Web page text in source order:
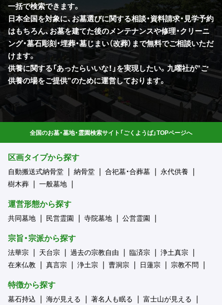
一括で検索できます。
日本全国を対象に、お墓選びに関する相談・資料請求・見学予約
はもちろん、お墓を建てた後のメンテナンスや修理・クリーニ
ング・墓石彫刻・埋葬・墓じまい（改葬）まで無料でご相談いただ
けます。
供養に関する「あったらいいな！」を実現したい。九曜社が”ご
供養の場をご提供”のために運営しております。
全国のお墓・墓地・霊園検索サイト「ごくようば」TOPページへ
区画タイプから探す
自動搬送式納骨堂 納骨堂 合祀墓・合葬墓
永代供養
樹木葬
一般墓地
運営形態から探す
共同墓地 民営霊園 寺院墓地 公営霊園
宗旨・宗派から探す
法華宗 天台宗 過去の宗教自由 臨済宗
浄土真宗
在来仏教
真言宗 浄土宗 曹洞宗 日蓮宗 宗教不問
特徴から探す
墓石持込 海が見える 著名人も眠る 富士山が見える